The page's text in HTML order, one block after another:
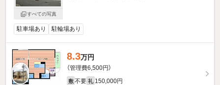
すべての写真
駐車場あり 駐輪場あり
8.3万円
（管理費6,500円）
敷 不要 礼 150,000円